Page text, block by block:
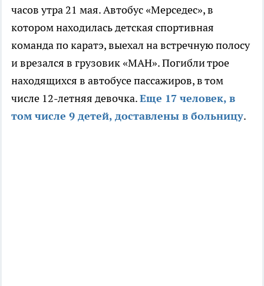
часов утра 21 мая. Автобус «Мерседес», в
котором находилась детская спортивная
команда по каратэ, выехал на встречную полосу
и врезался в грузовик «МАН». Погибли трое
находящихся в автобусе пассажиров, в том
числе 12-летняя девочка.Еще 17 человек, в
том числе 9 детей, доставлены в больницу.